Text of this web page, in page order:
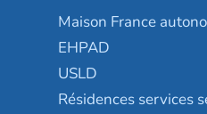
Maison France
EHPAD
USLD
Résidences services